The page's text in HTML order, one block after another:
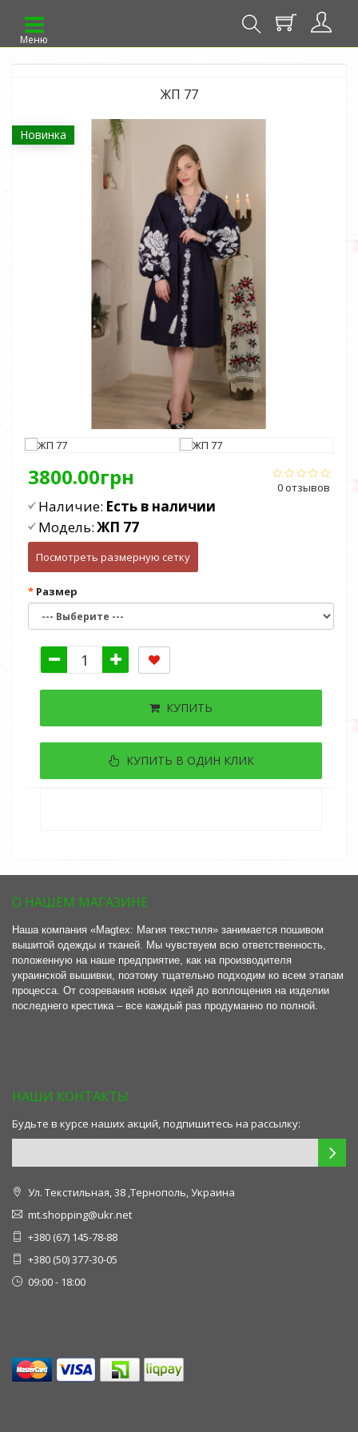
Меню
ЖП 77
Новинка
0 отзывов
3800.00грн
Наличие: Есть в наличии
Модель:ЖП 77
Посмотреть размерную сетку
Размер
КУПИТЬ
КУПИТЬ В ОДИН КЛИК
О НАШЕМ МАГАЗИНЕ
Наша компания «Magtex: Магия текстиля» занимается пошивом
вышитой одежды и тканей. Мы чувствуем всю ответственность,
положенную на наше предприятие, как на производителя
украинской вышивки, поэтому тщательно подходим ко всем этапам
процесса. От созревания новых идей до воплощения на изделии
последнего крестика – все каждый раз продуманно по полной.
НАШИ КОНТАКТЫ
Будьте в курсе наших акций, подпишитесь на рассылку:
Ул. Текстильная, 38 ,Тернополь, Украина
mt.shopping@ukr.net
+380 (67) 145-78-88
+380 (50) 377-30-05
09:00 - 18:00